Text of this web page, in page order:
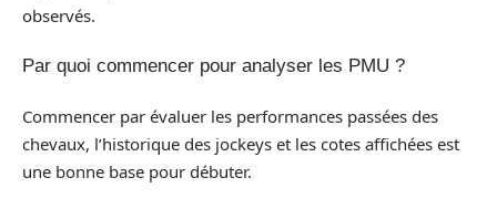
observés.
Par quoi commencer pour analyser les PMU ?
Commencer par évaluer les performances passées des
chevaux, l’historique des jockeys et les cotes affichées est
une bonne base pour débuter.